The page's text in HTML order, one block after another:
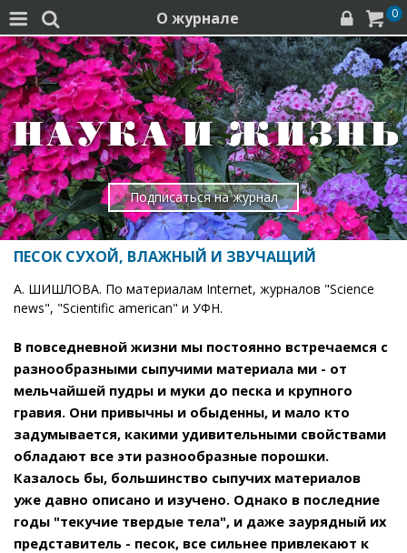
  О журнале   0
Подписаться на журнал
ПЕСОК СУХОЙ, ВЛАЖНЫЙ И ЗВУЧАЩИЙ
А. ШИШЛОВА. По материалам Internet, журналов "Science
news", "Scientific american" и УФН.
В повседневной жизни мы постоянно встречаемся с
разнообразными сыпучими материала ми - от
мельчайшей пудры и муки до песка и крупного
гравия. Они привычны и обыденны, и мало кто
задумывается, какими удивительными свойствами
обладают все эти разнообразные порошки.
Казалось бы, большинство сыпучих материалов
уже давно описано и изучено. Однако в последние
годы "текучие твердые тела", и даже заурядный их
представитель - песок, все сильнее привлекают к